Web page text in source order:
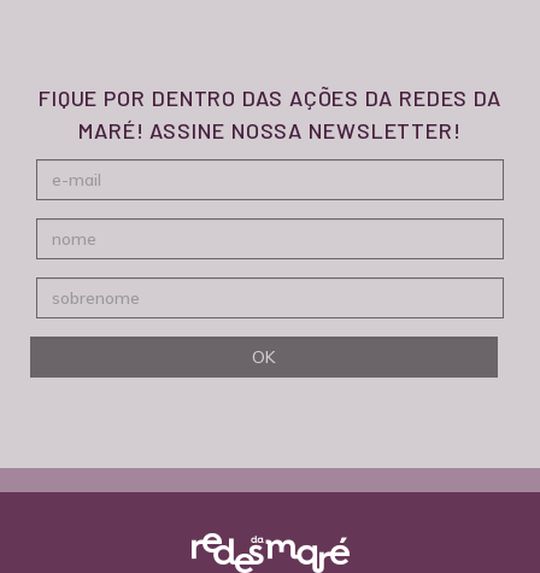
FIQUE POR DENTRO DAS AÇÕES DA REDES DA
MARÉ! ASSINE NOSSA NEWSLETTER!